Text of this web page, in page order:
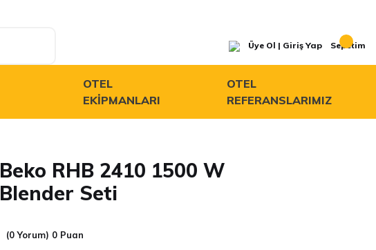
Üye Ol | Giriş Yap Sepetim
OTEL
EKİPMANLARI
OTEL
REFERANSLARIMIZ
Beko RHB 2410 1500 W
Blender Seti
(0 Yorum) 0 Puan